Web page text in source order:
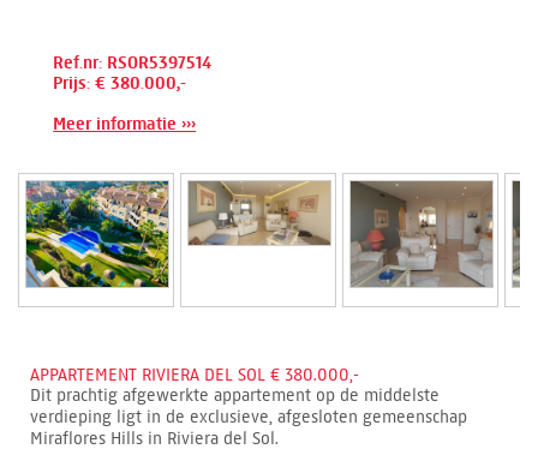
Ref.nr: RSOR5397514
Prijs: € 380.000,-
Meer informatie ›››
APPARTEMENT RIVIERA DEL SOL € 380.000,-
Dit prachtig afgewerkte appartement op de middelste
verdieping ligt in de exclusieve, afgesloten gemeenschap
Miraflores Hills in Riviera del Sol.